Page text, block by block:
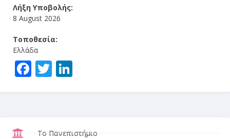
Λήξη Υποβολής:
8 August 2026
Τοποθεσία:
Ελλάδα
Facebook
Twitter
Το Πανεπιστήμιο